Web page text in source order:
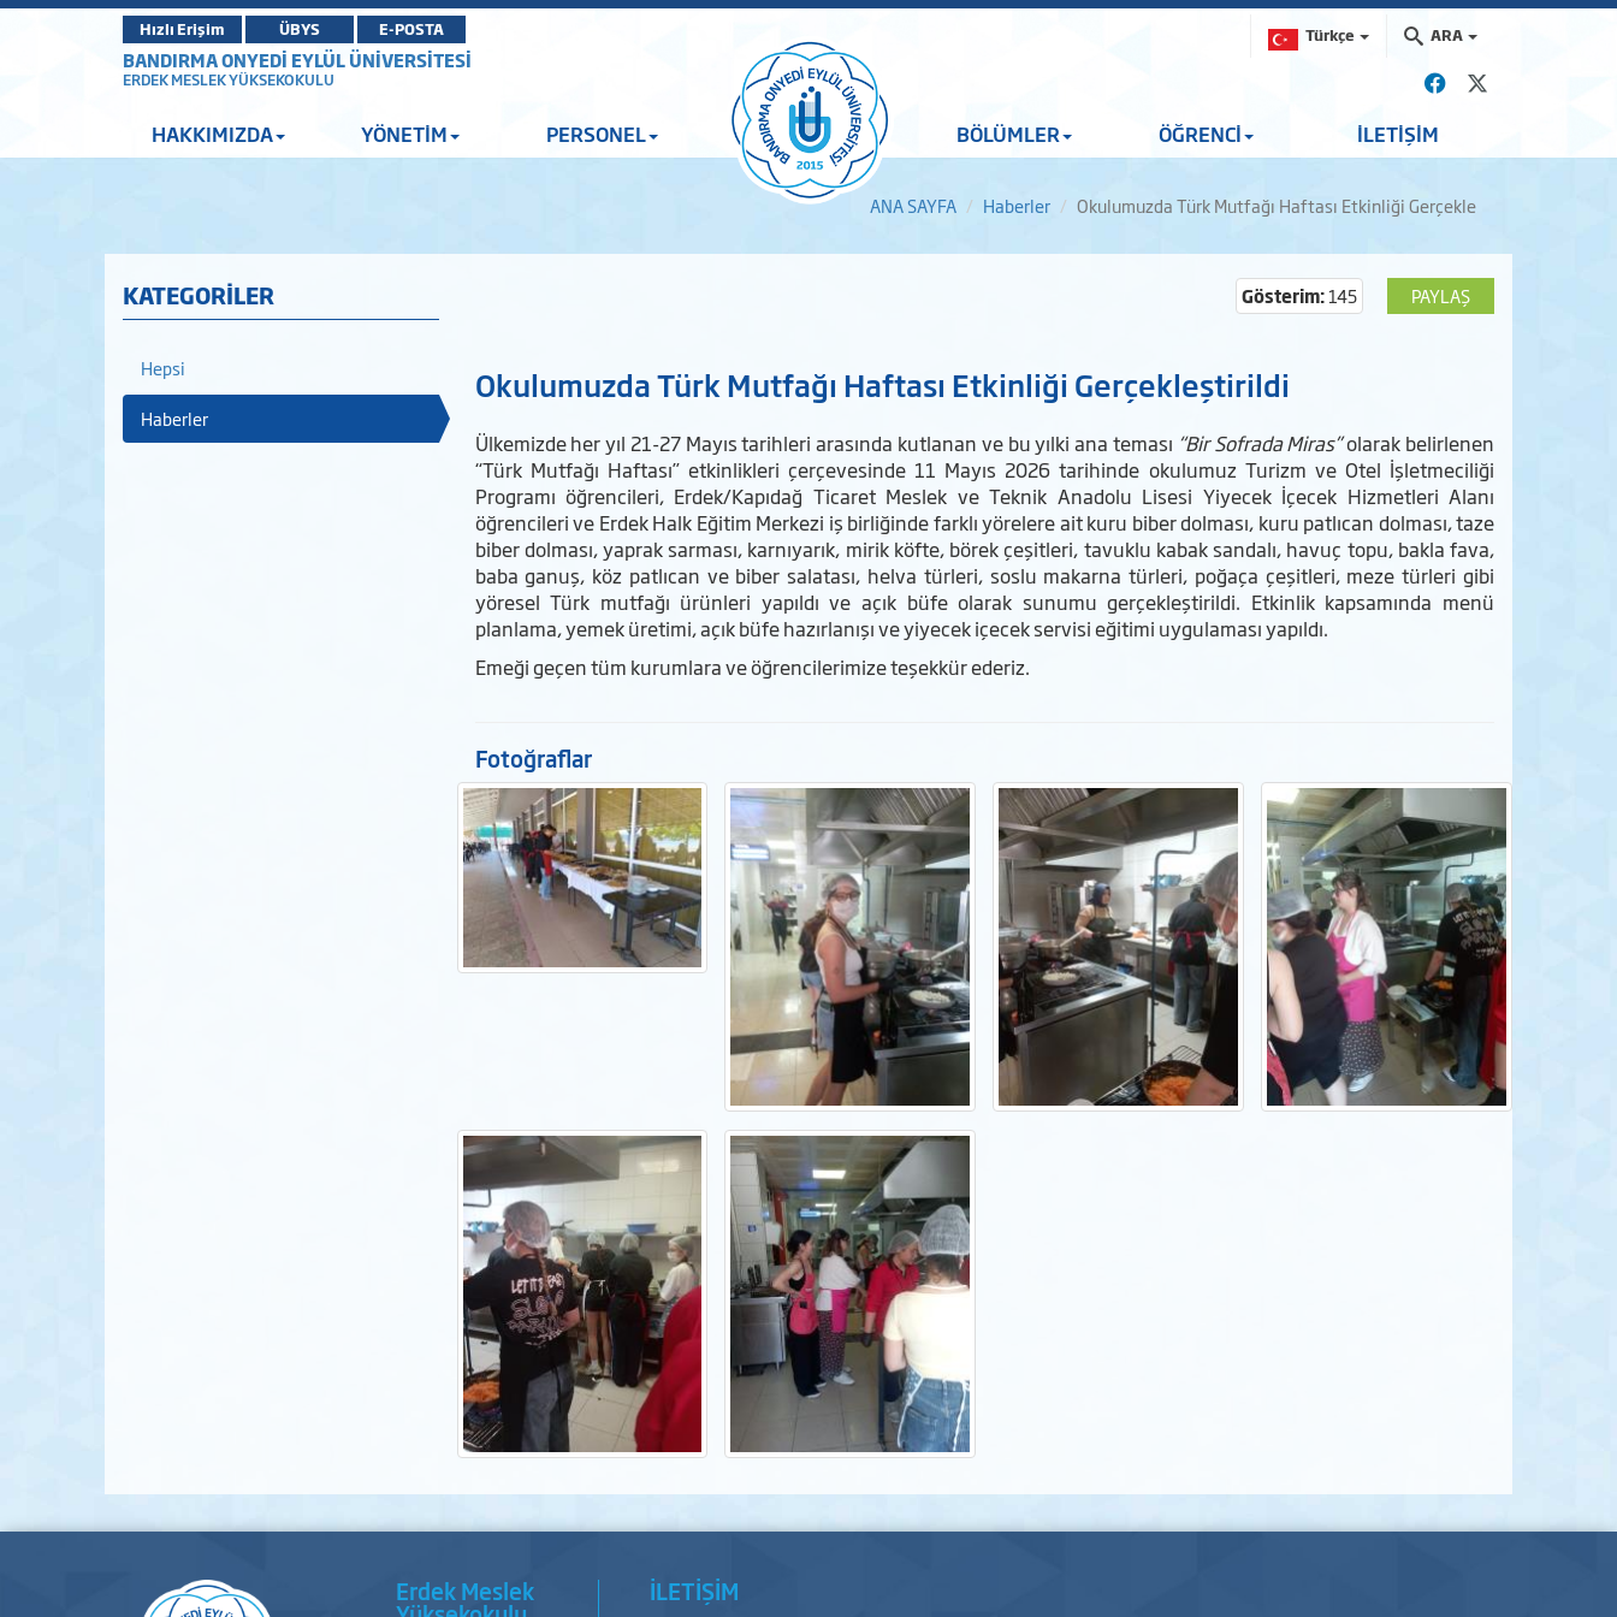
Hızlı Erişim ÜBYS E-POSTA Türkçe ARA
BANDIRMA ONYEDİ EYLÜL ÜNİVERSİTESİ
ERDEK MESLEK YÜKSEKOKULU
HAKKIMIZDA YÖNETİM PERSONEL BÖLÜMLER ÖĞRENCİ İLETİŞİM
ANA SAYFA Haberler Okulumuzda Türk Mutfağı Haftası Etkinliği Gerçekle
KATEGORİLER
Hepsi
Haberler
PAYLAŞ
Gösterim:145
Okulumuzda Türk Mutfağı Haftası Etkinliği Gerçekleştirildi
Ülkemizde her yıl 21-27 Mayıs tarihleri arasında kutlanan ve bu yılki ana teması “Bir Sofrada Miras”olarak belirlenen
“Türk Mutfağı Haftası” etkinlikleri çerçevesinde 11 Mayıs 2026 tarihinde okulumuz Turizm ve Otel İşletmeciliği
Programı öğrencileri, Erdek/Kapıdağ Ticaret Meslek ve Teknik Anadolu Lisesi Yiyecek İçecek Hizmetleri Alanı
öğrencileri ve Erdek Halk Eğitim Merkezi iş birliğinde farklı yörelere ait kuru biber dolması, kuru patlıcan dolması, taze
biber dolması, yaprak sarması, karnıyarık, mirik köfte, börek çeşitleri, tavuklu kabak sandalı, havuç topu, bakla fava,
baba ganuş, köz patlıcan ve biber salatası, helva türleri, soslu makarna türleri, poğaça çeşitleri, meze türleri gibi
yöresel Türk mutfağı ürünleri yapıldı ve açık büfe olarak sunumu gerçekleştirildi. Etkinlik kapsamında menü
planlama, yemek üretimi, açık büfe hazırlanışı ve yiyecek içecek servisi eğitimi uygulaması yapıldı.
Emeği geçen tüm kurumlara ve öğrencilerimize teşekkür ederiz.
Fotoğraflar
Erdek Meslek İLETİŞİM